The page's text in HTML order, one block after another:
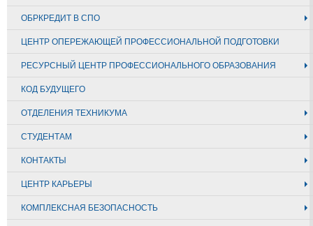
ОБРКРЕДИТ В СПО
ЦЕНТР ОПЕРЕЖАЮЩЕЙ ПРОФЕССИОНАЛЬНОЙ ПОДГОТОВКИ
РЕСУРСНЫЙ ЦЕНТР ПРОФЕССИОНАЛЬНОГО ОБРАЗОВАНИЯ
КОД БУДУЩЕГО
ОТДЕЛЕНИЯ ТЕХНИКУМА
СТУДЕНТАМ
КОНТАКТЫ
ЦЕНТР КАРЬЕРЫ
КОМПЛЕКСНАЯ БЕЗОПАСНОСТЬ